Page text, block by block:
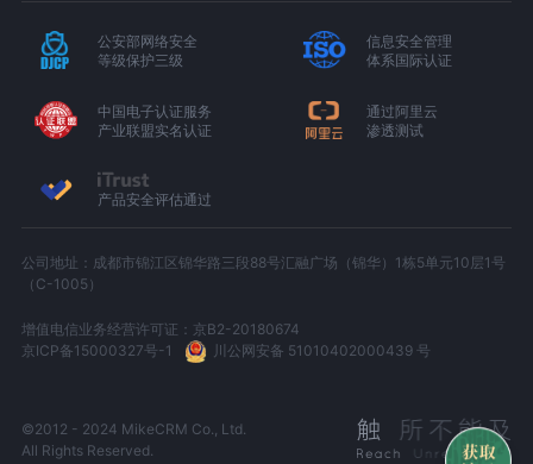
公安部网络安全
等级保护三级
信息安全管理
体系国际认证
中国电子认证服务
产业联盟实名认证
通过阿里云
渗透测试
产品安全评估通过
公司地址：成都市锦江区锦华路三段88号汇融广场（锦华）1栋5单元10层1号
（C-1005）
增值电信业务经营许可证：京B2-20180674
京ICP备15000327号-1
川公网安备 51010402000439 号
©2012 - 2024 MikeCRM Co., Ltd.
All Rights Reserved.